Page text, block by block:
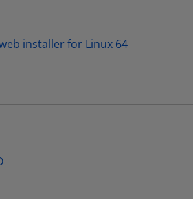
installer for Linux 64